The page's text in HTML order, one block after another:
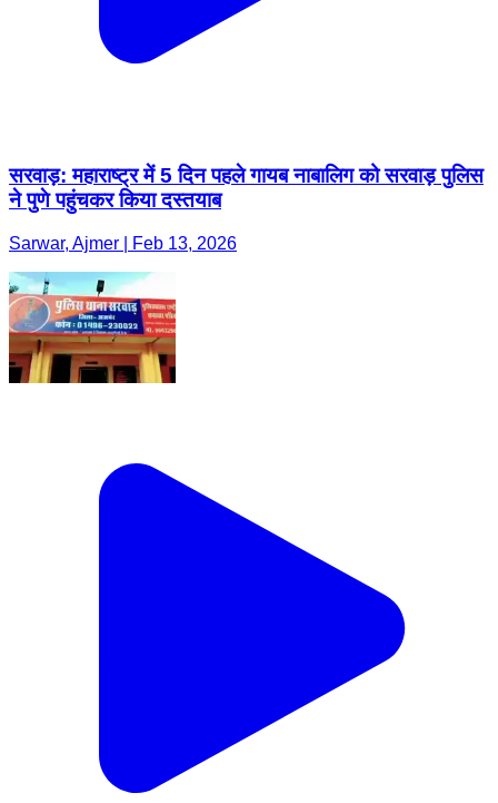
सरवाड़: महाराष्ट्र में 5 दिन पहले गायब नाबालिग को सरवाड़ पुलिस
ने पुणे पहुंचकर किया दस्तयाब
Sarwar, Ajmer | Feb 13, 2026